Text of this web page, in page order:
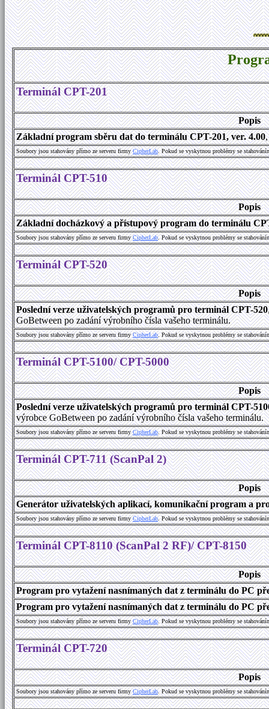
Terminál CPT-201
Popis
Základní program sběru dat do terminálu CPT-201, ver. 4.00
Soubory jsou stahovány přímo ze serveru firmyCipherLab. Pokud se vyskytnou problémy se
Terminál CPT-510
Popis
Základní docházkový a přístupový program do terminálu
Soubory jsou stahovány přímo ze serveru firmyCipherLab. Pokud se vyskytnou problémy se
Terminál CPT-520
Popis
Poslední verze uživatelských programů pro terminál CPT-520
GoBetween po zadání výrobního čísla vašeho terminálu.
Soubory jsou stahovány přímo ze serveru firmyCipherLab. Pokud se vyskytnou problémy se
Terminál CPT-5100/ CPT-5000
Popis
Poslední verze uživatelských programů pro terminál CPT-
výrobce GoBetween po zadání výrobního čísla vašeho terminálu.
Soubory jsou stahovány přímo ze serveru firmyCipherLab. Pokud se vyskytnou problémy se
Terminál CPT-711 (ScanPal 2)
Popis
Generátor uživatelských aplikací, komunikační program a
Soubory jsou stahovány přímo ze serveru firmyCipherLab. Pokud se vyskytnou problémy se
Terminál CPT-8110 (ScanPal 2 RF)/ CPT-8150
Popis
Program pro vytažení nasnímaných dat z terminálu do PC
Program pro vytažení nasnímaných dat z terminálu do PC
Soubory jsou stahovány přímo ze serveru firmyCipherLab. Pokud se vyskytnou problémy se
Terminál CPT-720
Popis
Soubory jsou stahovány přímo ze serveru firmyCipherLab. Pokud se vyskytnou problémy se